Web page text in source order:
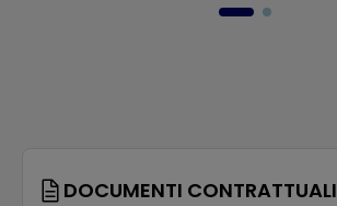
DOCUMENTI CONTRATTUALI